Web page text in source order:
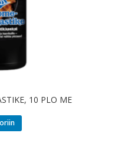
10 PLO ME